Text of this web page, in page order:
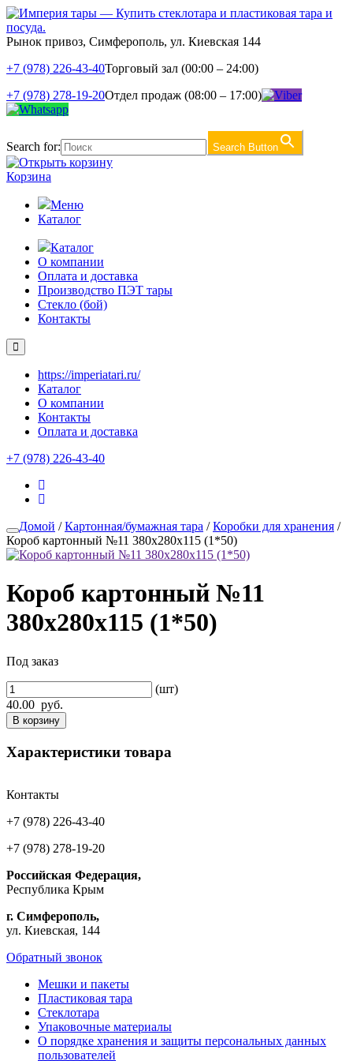
Рынок привоз, Симферополь, ул. Киевская 144
+7 (978) 226-43-40Торговый зал (00:00 – 24:00)
+7 (978) 278-19-20Отдел продаж (08:00 – 17:00)
Search for: Search Button
Корзина
Меню
Каталог
Каталог
О компании
Оплата и доставка
Производство ПЭТ тары
Стекло (бой)
Контакты
https://imperiatari.ru/
Каталог
О компании
Контакты
Оплата и доставка
+7 (978) 226-43-40
Домой /Картонная/бумажная тара /Коробки для хранения /
Короб картонный №11 380х280х115 (1*50)
Короб картонный №11
380х280х115 (1*50)
Под заказ
(шт)
40.00 руб.
В корзину
Характеристики товара
Контакты
+7 (978) 226-43-40
+7 (978) 278-19-20
Российская Федерация,
Республика Крым
г. Симферополь,
ул. Киевская, 144
Обратный звонок
Мешки и пакеты
Пластиковая тара
Стеклотара
Упаковочные материалы
О порядке хранения и защиты персональных данных
пользователей